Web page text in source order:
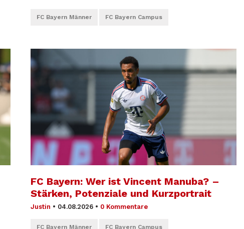
FC Bayern Männer FC Bayern Campus
FC Bayern: Wer ist Vincent Manuba? –
Stärken, Potenziale und Kurzportrait
Justin • 04.08.2026 • 0 Kommentare
FC Bayern Männer FC Bayern Campus